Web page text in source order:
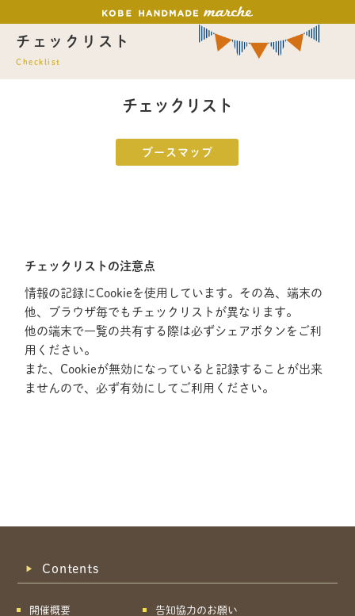
チェックリスト
Checklist
チェックリスト
ブースマップ
チェックリストの注意点
情報の記録にCookieを使用しています。その為、端末の
他、ブラウザ毎でもチェックリストが異なります。
他の端末で一覧の共有する際は必ずシェアボタンをご利
用ください。
また、Cookieが無効になっていると記録することが出来
ませんので、必ず有効にしてご利用ください。
Contents
開催概要 告知協力のお願い